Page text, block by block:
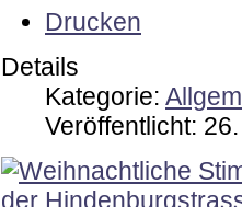
Drucken
Details
Kategorie:
Veröffentlicht: